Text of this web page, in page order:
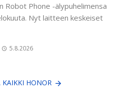
Robot Phone -älypuhelimensa
Nyt laitteen keskeiset
5.8.2026
KAIKKI HONOR